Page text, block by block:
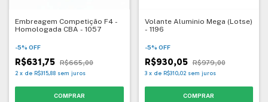
Embreagem Competição F4 -
Homologada CBA - 1057
-5% OFF
R$631,75 R$665,00
2 x de R$315,88 sem juros
Volante Aluminio Mega (Lotse)
- 1196
-5% OFF
R$930,05 R$979,00
3 x de R$310,02 sem juros